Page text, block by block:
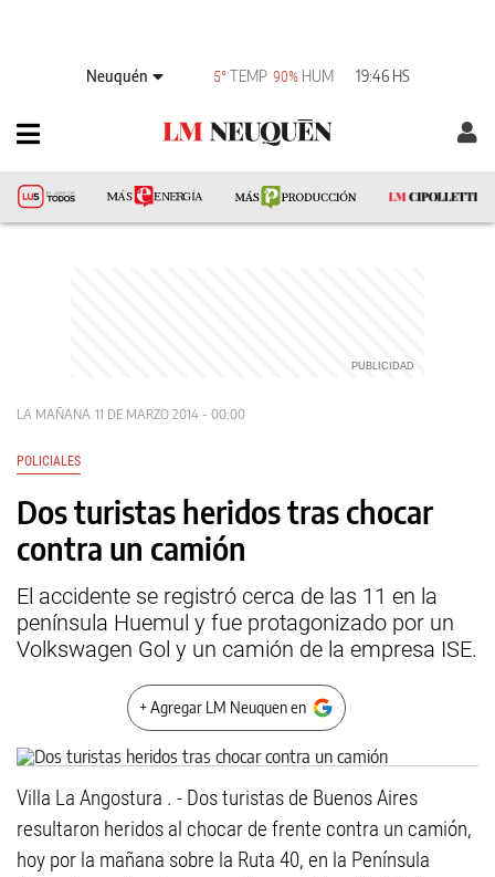
Neuquén 5° TEMP 90% HUM 19:46 HS
LA MAÑANA 11 DE MARZO 2014 - 00:00
POLICIALES
Dos turistas heridos tras chocar
contra un camión
El accidente se registró cerca de las 11 en la
península Huemul y fue protagonizado por un
Volkswagen Gol y un camión de la empresa ISE.
+ Agregar LM Neuquen en
Villa La Angostura . - Dos turistas de Buenos Aires
resultaron heridos al chocar de frente contra un camión,
hoy por la mañana sobre la Ruta 40, en la Península